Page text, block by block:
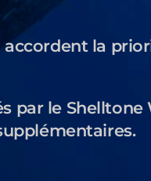
la
par le